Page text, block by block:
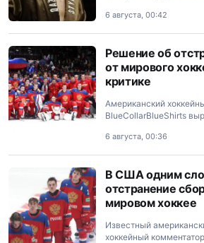
Алимханулы перейти в
6 августа, 00:42
Решение об
от мирового
критике
Американский
BlueCollarBlueShirts
хоккея сохранить
6 августа, 00:36
В США одним
отстранение
мировом хоккее
Известный
хоккейный